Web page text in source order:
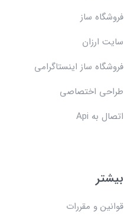
فروشگاه ساز
سایت ارزان
فروشگاه ساز اینستاگرامی
طراحی اختصاصی
اتصال به Api
بیشتر
قوانین و مقررات